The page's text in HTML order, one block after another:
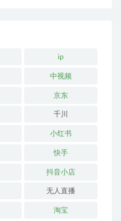
ip
中视频
京东
千川
小红书
快手
抖音小店
无人直播
淘宝